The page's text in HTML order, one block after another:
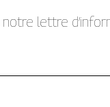
lettre